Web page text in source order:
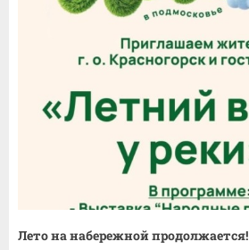
Лето на набережной продолжается!